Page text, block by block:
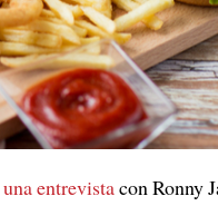
una entrevistacon Ronny